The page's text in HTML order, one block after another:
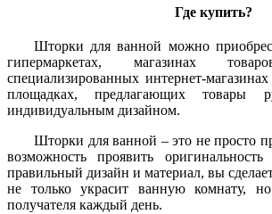
Где купить?
Шторки для ванной можно
гипермаркетах, магазинах
специализированных интернет-
площадках, предлагающих товары
индивидуальным дизайном.
Шторки для ванной – это не просто
возможность проявить
правильный дизайн и материал, вы
не только украсит ванную комнату,
получателя каждый день.